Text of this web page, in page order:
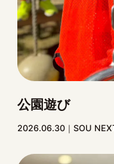
公園遊び
2026.06.30 SOU